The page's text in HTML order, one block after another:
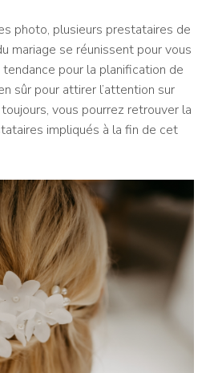
photo, plusieurs prestataires de
mariage se réunissent pour vous
pour la planification de
sûr pour attirer l’attention sur
vous pourrez retrouver la
impliqués à la fin de cet